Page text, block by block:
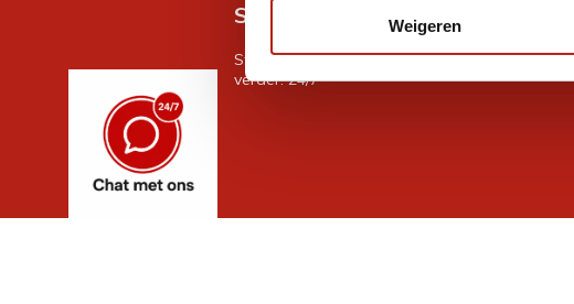
Weigeren
Snel antwoord op je vraag?
Stel je vraag in de chat, en we helpen je graag
verder. 24/7